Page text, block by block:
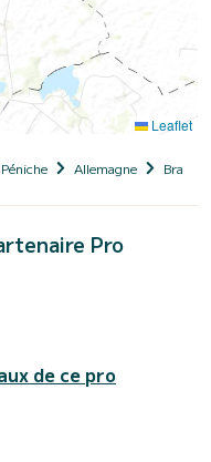
Leaflet
Allemagne
Pro
de ce pro